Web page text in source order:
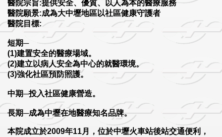
醫院宗旨:提供安全、優質、以人為本的醫療服務
醫院願景:成為大中壢地區以社區健康守護者
醫院目標:
短期─
(1)建置安全的醫療場域。
(2)建立以病人安全為中心的就醫環境。
(3)強化社區預防照護。
中期─投入社區健康營造。
長期─成為中壢在地醫療知名品牌。
本院成立於2009年11月，位於中壢火車站後站交通便利，